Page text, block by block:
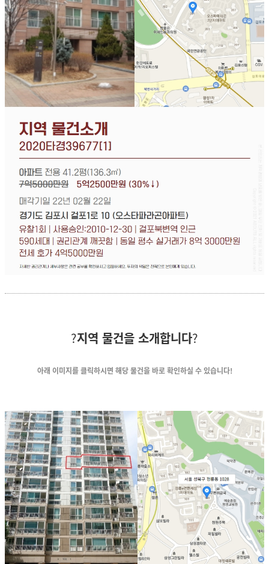
?지역 물건을 소개합니다?
아래 이미지를 클릭하시면 해당 물건을 바로 확인하실 수 있습니다!